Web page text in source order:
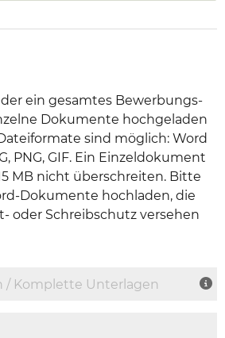
ein gesamtes Bewerbungs-
Dokumente hochgeladen
sind möglich: Word
PNG, GIF. Ein Einzeldokument
MB nicht überschreiten. Bitte
Dokumente hochladen, die
oder Schreibschutz versehen
/ Komplette Unterlagen